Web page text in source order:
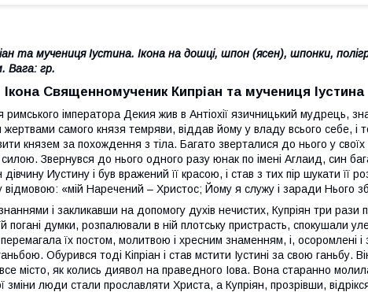
та мучениця Іустина. Ікона на дошці, шпон (ясен), шпонки,
Вага: гр.
Ікона Священномученик Кипріан та мучениця Іустина
римського імператора Декия жив в Антіохії язичницький мудрець,
жертвами самого князя темряви, віддав йому у владу всього себе, і
князем за похождення з тіла. Багато зверталися до нього у своїх
силою. Звернувся до нього одного разу юнак по імені Аглаид, син
Иустину і був вражений її красою, і став з тих пір шукати її
відмовою: «мій Наречений – Христос; Йому я служу і заради Нього
і закликавши на допомогу духів нечистих, Купріян три рази
погані думки, розпалювали в ній плотську пристрасть, спокушали
їх постом, молитвою і хресним знаменням, і, осоромлені і
Обурився тоді Кіпріан і став мстити Іустині за свою ганьбу.
місто, як колись диявол на праведного Іова. Вона старанно
зміни люди стали прославляти Христа, а Купріян, прозрівши,